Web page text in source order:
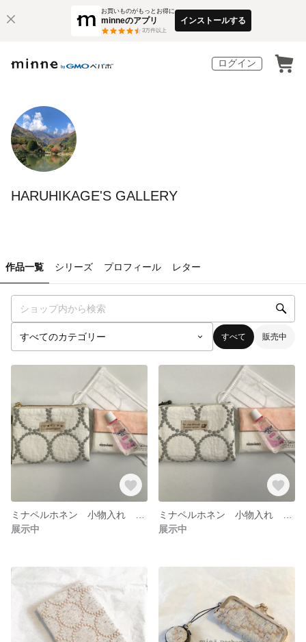
お買いものがもっとお得に
minneのアプリ
3万件以上
インストールする
ログイン
HARUHIKAGE'S GALLERY
作品一覧 シリーズ プロフィール レター
すべて 販売中
展示中
展示中